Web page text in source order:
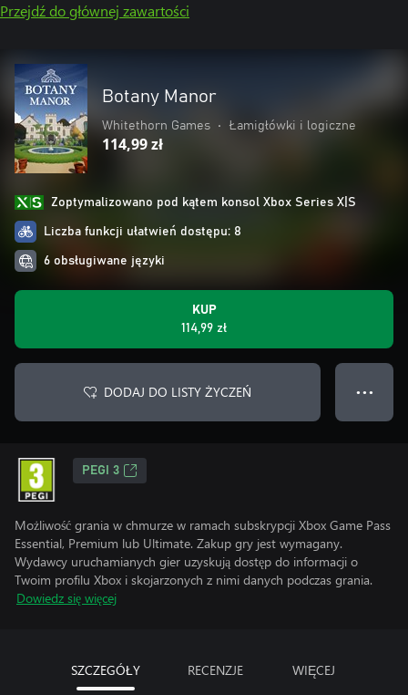
Przejdź do głównej zawartości
Botany Manor
Whitethorn Games • Łamigłówki i logiczne
114,99 zł
Zoptymalizowano pod kątem konsol Xbox Series X|S
Liczba funkcji ułatwień dostępu: 8
6 obsługiwane języki
KUP
114,99 zł
DODAJ DO LISTY ŻYCZEŃ ● ● ●
PEGI 3
Możliwość grania w chmurze w ramach subskrypcji Xbox Game Pass
Essential, Premium lub Ultimate. Zakup gry jest wymagany.
Wydawcy uruchamianych gier uzyskują dostęp do informacji o
Twoim profilu Xbox i skojarzonych z nimi danych podczas grania.
Dowiedz się więcej
SZCZEGÓŁY RECENZJE WIĘCEJ